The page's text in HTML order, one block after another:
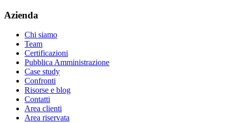
Azienda
Chi siamo
Team
Certificazioni
Pubblica Amministrazione
Case study
Confronti
Risorse e blog
Contatti
Area clienti
Area riservata